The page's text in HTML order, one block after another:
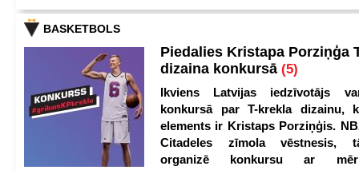
BASKETBOLS
Piedalies Kristapa Porziņģa
dizaina konkursā (5)
Ikviens Latvijas iedzīvotājs
konkursā par T-krekla dizainu,
elements ir Kristaps Porziņģis.
Citadeles zīmola vēstnesis,
organizē konkursu ar